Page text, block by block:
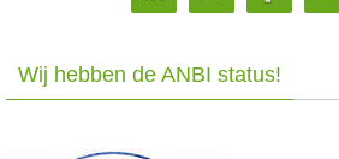
Wij hebben de ANBI status!